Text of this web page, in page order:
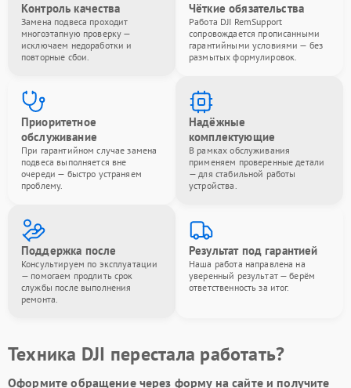
Контроль качества
Замена подвеса проходит
многоэтапную проверку —
исключаем недоработки и
повторные сбои.
Чёткие обязательства
Работа DJI RemSupport
сопровождается прописанными
гарантийными условиями — без
размытых формулировок.
Приоритетное
обслуживание
При гарантийном случае замена
подвеса выполняется вне
очереди — быстро устраняем
проблему.
Надёжные
комплектующие
В рамках обслуживания
применяем проверенные детали
— для стабильной работы
устройства.
Поддержка после
Консультируем по эксплуатации
— помогаем продлить срок
службы после выполнения
ремонта.
Результат под гарантией
Наша работа направлена на
уверенный результат — берём
ответственность за итог.
Техника DJI перестала работать?
Оформите обращение через форму на сайте и получите